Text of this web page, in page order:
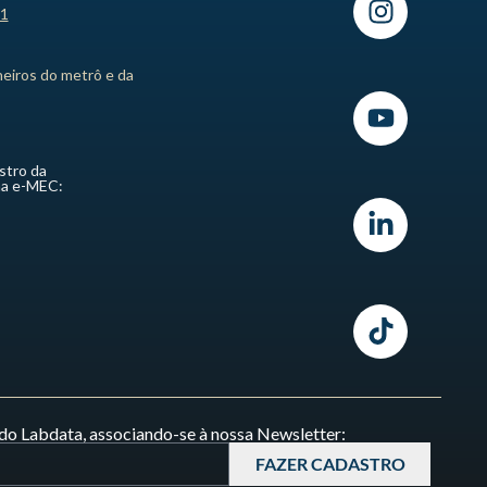
do metrô e da
da
e-MEC:
Labdata, associando-se à nossa Newsletter:
FAZER CADASTRO